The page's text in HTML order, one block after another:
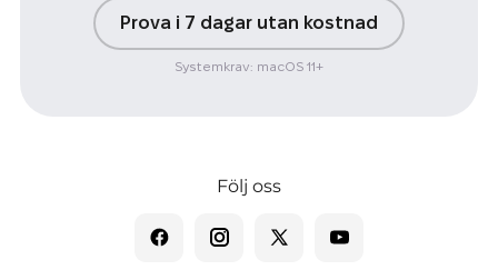
Prova i 7 dagar utan kostnad
Systemkrav: macOS 11+
Följ oss